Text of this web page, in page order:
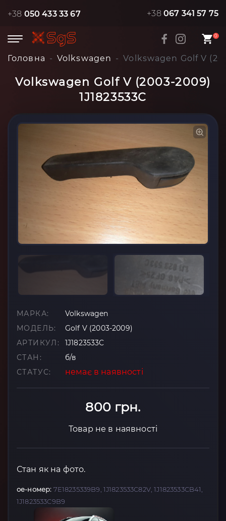
+38 050 433 33 67 +38 067 341 57 75
0
Головна Volkswagen Volkswagen Golf V
Volkswagen Golf V (2003-2009)
1J1823533C
МАРКА:
Volkswagen
МОДЕЛЬ:
Golf V (2003-2009)
АРТИКУЛ:
1J1823533C
СТАН:
б/в
СТАТУС:
немає в наявності
800 грн.
Товар не в наявності
Стан як на фото.
oe-номер: 7E18235339B9, 1J1823533C82V, 1J1823533CB41,
1J1823533C9B9